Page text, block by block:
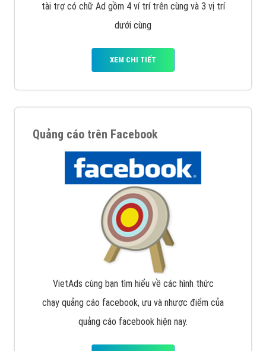
tài trợ có chữ Ad gồm 4 ví trí trên cùng và 3 vị trí
dưới cùng
XEM CHI TIẾT
Quảng cáo trên Facebook
VietAds cùng bạn tìm hiểu về các hình thức
chạy quảng cáo facebook, ưu và nhược điểm của
quảng cáo facebook hiện nay.